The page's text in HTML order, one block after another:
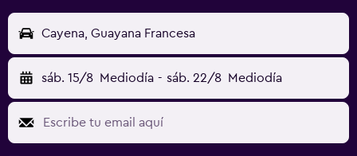
Cayena, Guayana Francesa
sáb. 15/8 Mediodía - sáb. 22/8 Mediodía